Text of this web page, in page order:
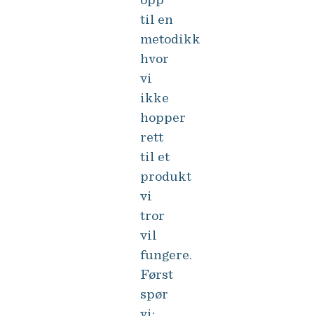
til en
metodikk
hvor
vi
ikke
hopper
rett
til et
produkt
vi
tror
vil
fungere.
Først
spør